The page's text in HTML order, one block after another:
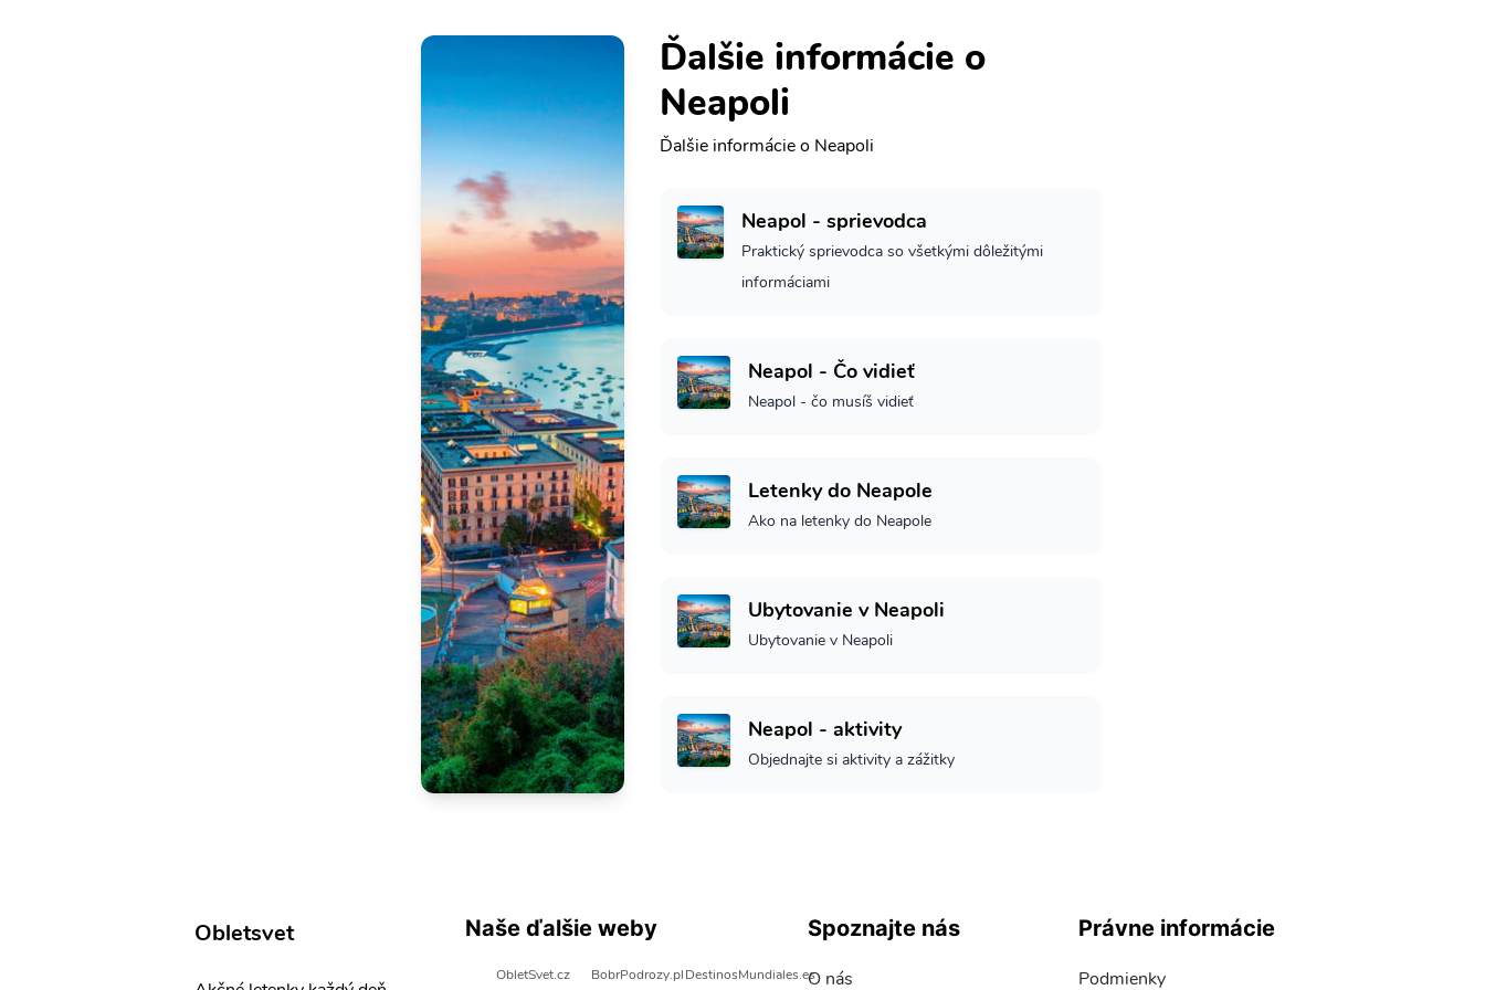
Ďalšie informácie o
Neapoli
Ďalšie informácie o Neapoli
Neapol - sprievodca
Praktický sprievodca so všetkými dôležitými
informáciami
Neapol - Čo vidieť
Neapol - čo musíš vidieť
Letenky do Neapole
Ako na letenky do Neapole
Ubytovanie v Neapoli
Ubytovanie v Neapoli
Neapol - aktivity
Objednajte si aktivity a zážitky
Obletsvet Naše ďalšie weby
ObletSvet.cz BobrPodrozy.plDestinosMundiales.es
Spoznajte nás
O nás
Právne informácie
Podmienky